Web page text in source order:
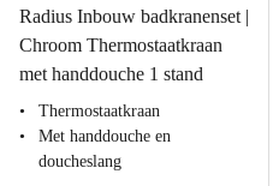
Radius Inbouw badkranenset |
Chroom Thermostaatkraan
met handdouche 1 stand
Thermostaatkraan
Met handdouche en
doucheslang